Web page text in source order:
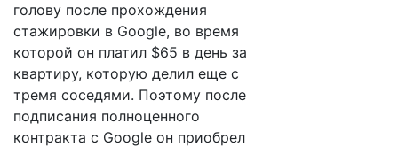
голову после прохождения
стажировки в Google, во время
которой он платил $65 в день за
квартиру, которую делил еще с
тремя соседями. Поэтому после
подписания полноценного
контракта с Google он приобрел